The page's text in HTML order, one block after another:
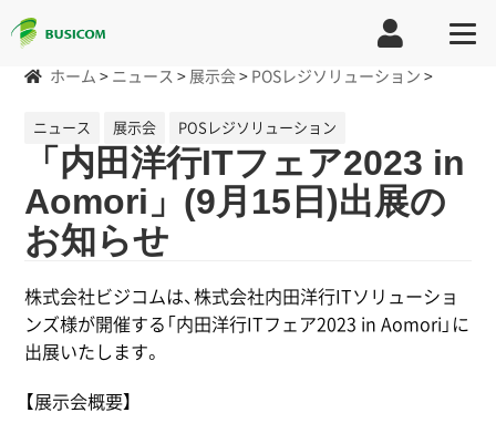
ホーム > ニュース > 展示会 > POSレジソリューション >
ニュース 展示会 POSレジソリューション
「内田洋行ITフェア2023 in
Aomori」(9月15日)出展の
お知らせ
株式会社ビジコムは、株式会社内田洋行ITソリューショ
ンズ様が開催する「内田洋行ITフェア2023 in Aomori」に
出展いたします。
【展示会概要】